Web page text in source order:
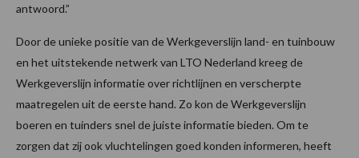
antwoord.”
Door de unieke positie van de Werkgeverslijn land- en tuinbouw
en het uitstekende netwerk van LTO Nederland kreeg de
Werkgeverslijn informatie over richtlijnen en verscherpte
maatregelen uit de eerste hand. Zo kon de Werkgeverslijn
boeren en tuinders snel de juiste informatie bieden. Om te
zorgen dat zij ook vluchtelingen goed konden informeren, heeft